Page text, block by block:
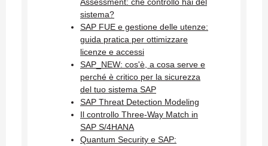
sistema?
SAP FUE e gestione delle utenze:
guida pratica per ottimizzare
licenze e accessi
SAP_NEW: cos'è, a cosa serve e
perché è critico per la sicurezza
del tuo sistema SAP
SAP Threat Detection Modeling
Il controllo Three-Way Match in
SAP S/4HANA
Quantum Security e SAP: